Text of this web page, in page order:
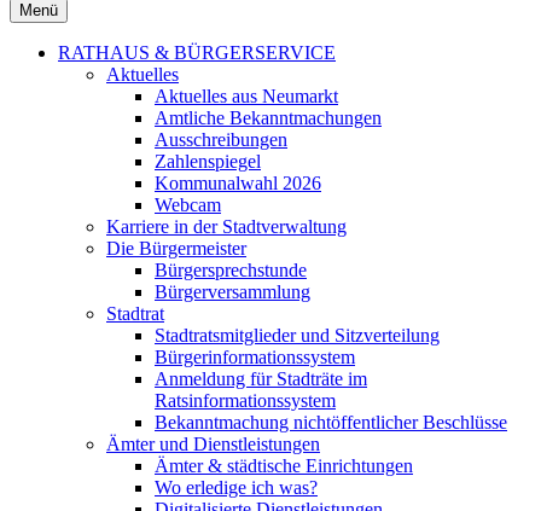
Menü
RATHAUS & BÜRGERSERVICE
Aktuelles
Aktuelles aus Neumarkt
Amtliche Bekanntmachungen
Ausschreibungen
Zahlenspiegel
Kommunalwahl 2026
Webcam
Karriere in der Stadtverwaltung
Die Bürgermeister
Bürgersprechstunde
Bürgerversammlung
Stadtrat
Stadtratsmitglieder und Sitzverteilung
Bürgerinformationssystem
Anmeldung für Stadträte im
Ratsinformationssystem
Bekanntmachung nichtöffentlicher Beschlüsse
Ämter und Dienstleistungen
Ämter & städtische Einrichtungen
Wo erledige ich was?